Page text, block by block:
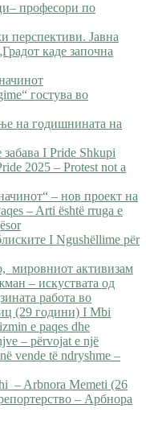
професори по
перспективи. Јавна
каде започна
гостува во
на годишнината на
I Pride Shkupi
2025 – Protest not a
– нов проект на
– Arti është rruga e
I Ngushëllime për
мировниот активизам
– искуствата од
работа во
(29 години) I Mbi
e paqes dhe
– përvojat e një
vende të ndryshme –
– Arbnora Memeti (26
– Арбнора